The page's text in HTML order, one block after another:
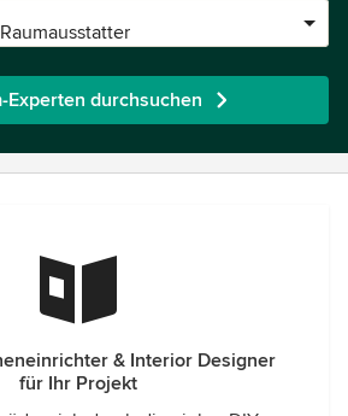
Experten durchsuchen
& Interior Designer
für Ihr Projekt